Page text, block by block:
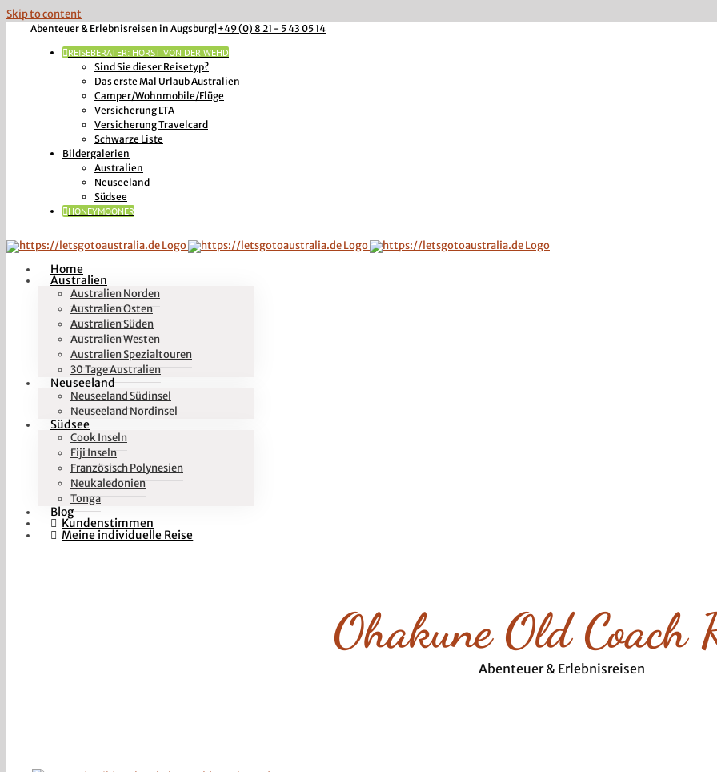
Skip to content
Abenteuer & Erlebnisreisen in Augsburg +49 (0) 8 21 - 5 43 05 14
REISEBERATER: HORST VON DER WEHD
Sind Sie dieser Reisetyp?
Das erste Mal Urlaub Australien
Camper/Wohnmobile/Flüge
Versicherung LTA
Versicherung Travelcard
Schwarze Liste
Bildergalerien
Australien
Neuseeland
Südsee
HONEYMOONER
Home
Australien
Australien Norden
Australien Osten
Australien Süden
Australien Westen
Australien Spezialtouren
30 Tage Australien
Neuseeland
Neuseeland Südinsel
Neuseeland Nordinsel
Südsee
Cook Inseln
Fiji Inseln
Französisch Polynesien
Neukaledonien
Tonga
Blog
Kundenstimmen
Meine individuelle Reise
Ohakune Old Coach
Abenteuer & Erlebnisreisen